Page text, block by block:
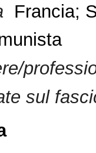
Francia;
sul